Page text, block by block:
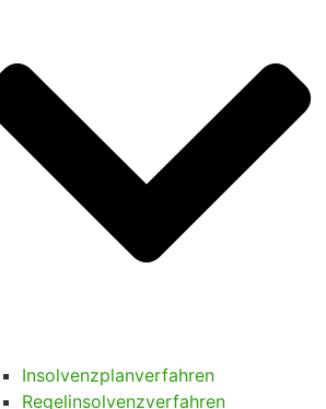
Insolvenzplanverfahren
Regelinsolvenzverfahren